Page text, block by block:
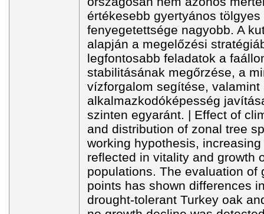
értékesebb gyertyános
fenyegetettsége nagyobb. A
alapján a megelőzési
legfontosabb feladatok a
stabilitásának megőrzése, a
vízforgalom segítése, valamint
alkalmazkodóképesség
szinten egyaránt. | Effect of
and distribution of zonal tree
working hypothesis,
reflected in vitality and growth
populations. The evaluation of
points has shown differences
drought-tolerant Turkey oak